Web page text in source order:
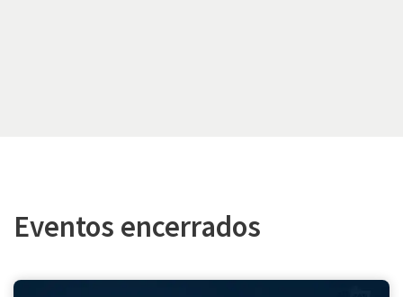
Eventos encerrados